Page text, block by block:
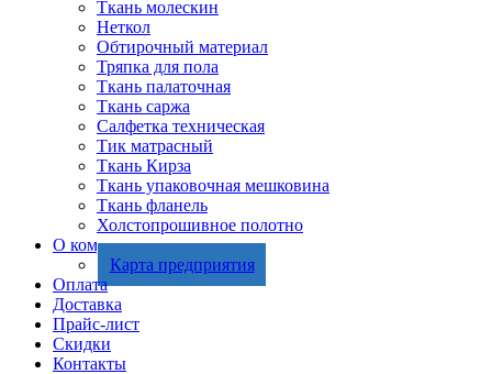
Ткань молескин
Неткол
Обтирочный материал
Тряпка для пола
Ткань палаточная
Ткань саржа
Салфетка техническая
Тик матрасный
Ткань Кирза
Ткань упаковочная мешковина
Ткань фланель
Холстопрошивное полотно
О компании
Карта предприятия
Оплата
Доставка
Прайс-лист
Скидки
Контакты